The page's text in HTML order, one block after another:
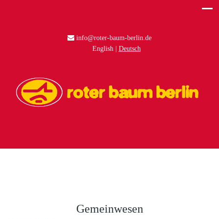
info@roter-baum-berlin.de
English
Deutsch
Gemeinwesen